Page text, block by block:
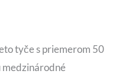
tyče s priemerom 50
medzinárodné